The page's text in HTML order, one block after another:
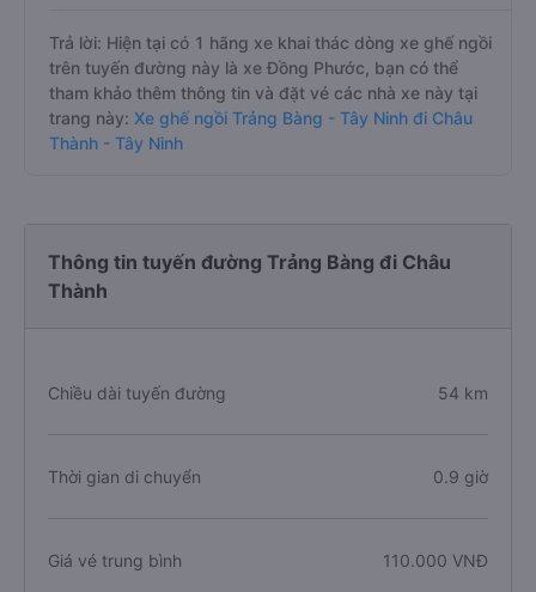
Trả lời: Hiện tại có 1 hãng xe khai thác dòng xe ghế ngồi
trên tuyến đường này là xe Đồng Phước, bạn có thể
tham khảo thêm thông tin và đặt vé các nhà xe này tại
trang này: Xe ghế ngồi Trảng Bàng - Tây Ninh đi Châu
Thành - Tây Ninh
Thông tin tuyến đường Trảng Bàng đi Châu
Thành
Chiều dài tuyến đường 54 km
Thời gian di chuyển 0.9 giờ
Giá vé trung bình 110.000 VNĐ